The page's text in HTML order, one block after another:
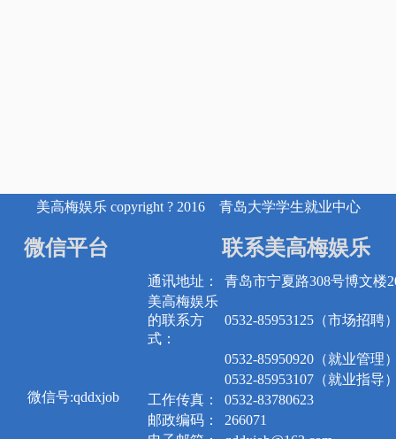
美高梅娱乐 copyright ? 2016 青岛大学学生就业中心
微信平台
微信号:qddxjob
联系美高梅娱乐
通讯地址：
青岛市宁夏路308号博文楼
美高梅娱乐
的联系方
式：
0532-85953125（市场招聘
0532-85950920（就业管理
0532-85953107（就业指导
工作传真：
0532-83780623
邮政编码：
266071